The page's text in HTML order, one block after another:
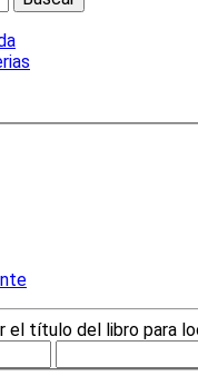
el título del libro para